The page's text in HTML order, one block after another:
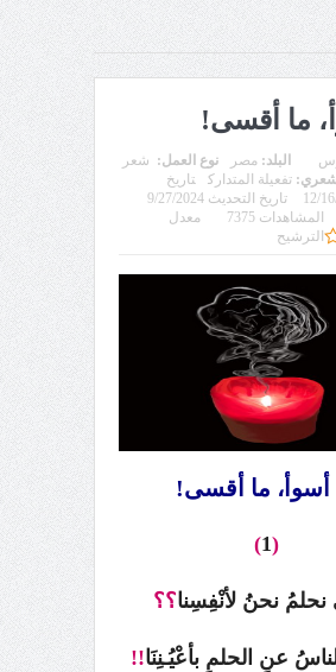
ما أقسى!
البلد: مصر نوع العمل: شعر
تفعيلة المتدارك
تاريخ
تاريخ التحديث 9/27/2024
المشاهدات 7375
معدل
الترشيح
أسوأ، ما أقسى!
(
1
)
نحنُ لأنْفِسِنا؟؟
عنِ الحلمِ بأعْيُـنِنَا!!